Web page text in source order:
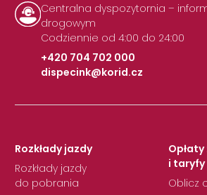
Centralna dyspozytornia –
drogowym
Codziennie od 4:00 do 24:00
+420 704 702 000
|
dispecink@korid.cz
Rozkłady jazdy
Rozkłady jazdy
do pobrania
i taryfy
Oblicz